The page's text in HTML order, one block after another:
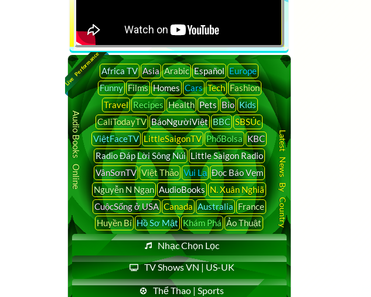
Live PerformanceAfrica TV Asia Arabic Español Europe
Funny Films Homes Cars Tech Fashion
Travel Recipes Health Pets Bio Kids
CaliTodayTV BáoNgườiViệt BBC SBSÚc
ViệtFaceTV LittleSaigonTV PhốBolsa KBC
Radio Đáp Lời Sông Núi Little Saigon Radio
VânSơnTV Việt Thảo Vui Lạ Đọc Báo Vẹm
Nguyễn N Ngạn AudioBooks N. Xuân Nghiã
CuộcSống ở USA Canada Australia France
Huyền Bí Hồ Sơ Mật Khám Phá Ảo Thuật
Nhạc Chọn Lọc
TV Shows VN | US-UK
Thể Thao | Sports
Audio Books Online Latest News By Country